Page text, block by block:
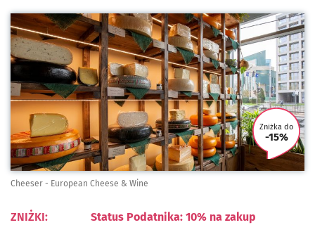
Kliknij, aby powiększyć
U tego
Zniżka do
-15%
Cheeser - European Cheese & Wine
ZNIŻKI:
Status Podatnika: 10% na zakup